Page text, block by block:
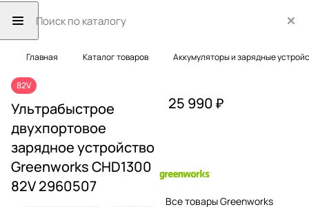
Главная Каталог товаров Аккумуляторы и зарядные
82V
Ультрабыстрое
двухпортовое
зарядное устройство
Greenworks CHD1300
82V 2960507
25 990 ₽
Все товары Greenworks